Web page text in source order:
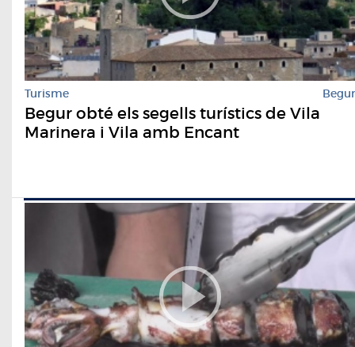
Turisme Begur
Begur obté els segells turístics de Vila
Marinera i Vila amb Encant